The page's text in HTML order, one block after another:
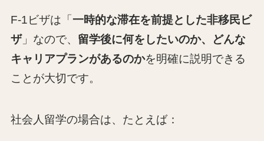
F-1ビザは「一時的な滞在を前提とした非移民ビ
ザ」なので、 留学後に何をしたいのか、どんな
キャリアプランがあるのかを明確に説明できる
ことが大切です。
社会人留学の場合は、たとえば：